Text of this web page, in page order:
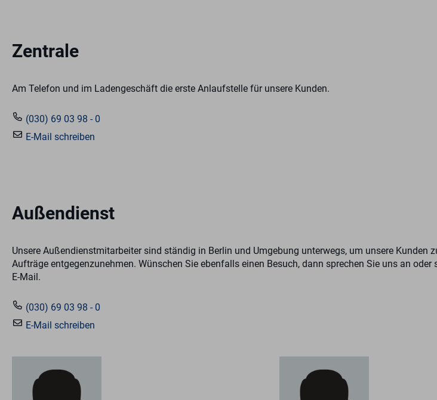
Zentrale
Am Telefon und im Ladengeschäft die erste Anlaufstelle für unsere Kunden.
(030) 69 03 98 - 0
E-Mail schreiben
Außendienst
Unsere Außendienstmitarbeiter sind ständig in Berlin und Umgebung unterwegs, um unsere Kunden
Aufträge entgegenzunehmen. Wünschen Sie ebenfalls einen Besuch, dann sprechen Sie uns an oder
E-Mail.
(030) 69 03 98 - 0
E-Mail schreiben